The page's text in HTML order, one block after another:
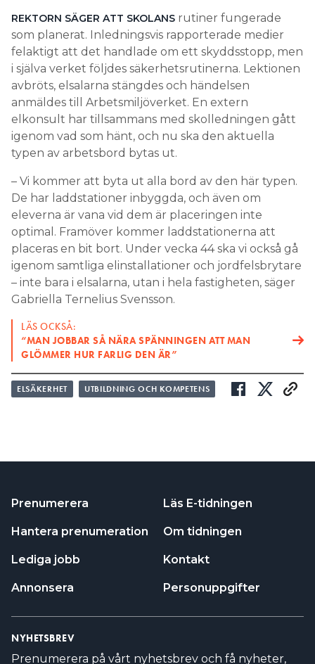
REKTORN SÄGER ATT SKOLANS rutiner fungerade
som planerat. Inledningsvis rapporterade medier
felaktigt att det handlade om ett skyddsstopp, men
i själva verket följdes säkerhetsrutinerna. Lektionen
avbröts, elsalarna stängdes och händelsen
anmäldes till Arbetsmiljöverket. En extern
elkonsult har tillsammans med skolledningen gått
igenom vad som hänt, och nu ska den aktuella
typen av arbetsbord bytas ut.
– Vi kommer att byta ut alla bord av den här typen.
De har laddstationer inbyggda, och även om
eleverna är vana vid dem är placeringen inte
optimal. Framöver kommer laddstationerna att
placeras en bit bort. Under vecka 44 ska vi också gå
igenom samtliga elinstallationer och jordfelsbrytare
– inte bara i elsalarna, utan i hela fastigheten, säger
Gabriella Ternelius Svensson.
LÄS OCKSÅ:
“MAN JOBBAR SÅ NÄRA SPÄNNINGEN ATT MAN
GLÖMMER HUR FARLIG DEN ÄR”
ELSÄKERHET UTBILDNING OCH KOMPETENS
Prenumerera
Hantera prenumeration
Lediga jobb
Annonsera
Läs E-tidningen
Om tidningen
Kontakt
Personuppgifter
NYHETSBREV
Prenumerera på vårt nyhetsbrev och få nyheter,